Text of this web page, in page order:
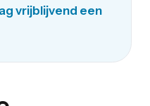
vrijblijvend een